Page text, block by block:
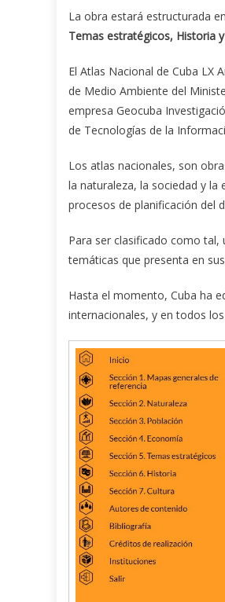
La obra estará estructurada
Temas estratégicos, Historia
El Atlas Nacional de Cuba LX
de Medio Ambiente del
empresa Geocuba
de Tecnologías de la
Los atlas nacionales, son
la naturaleza, la sociedad y
procesos de planificación del
Para ser clasificado como tal,
temáticas que presenta en
Hasta el momento, Cuba ha
internacionales, y en todos